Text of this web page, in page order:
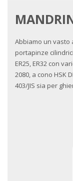
Abbiamo un vasto
portapinze cilindrici
ER25, ER32 con
2080, a cono HSK
403/JIS sia per